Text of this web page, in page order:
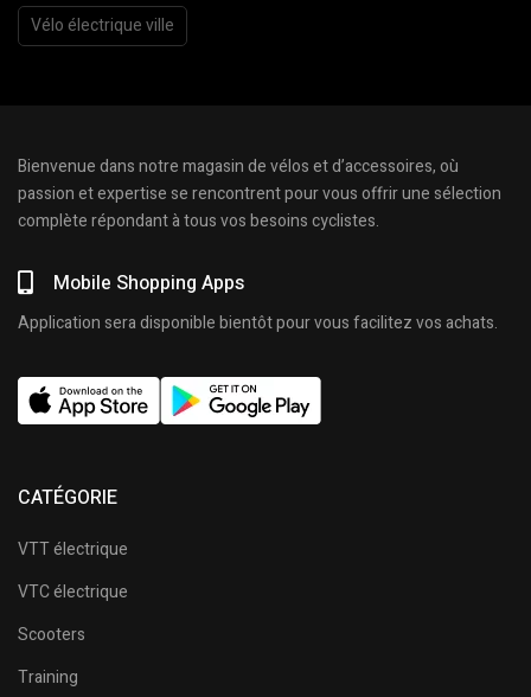
Vélo électrique ville
Bienvenue dans notre magasin de vélos et d’accessoires, où
passion et expertise se rencontrent pour vous offrir une sélection
complète répondant à tous vos besoins cyclistes.
Mobile Shopping Apps
Application sera disponible bientôt pour vous facilitez vos achats.
CATÉGORIE
VTT électrique
VTC électrique
Scooters
Training